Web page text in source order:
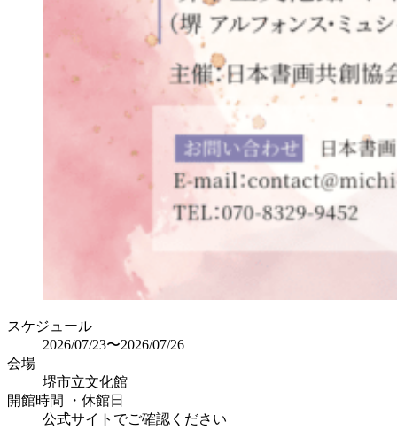
スケジュール
2026/07/23〜2026/07/26
会場
堺市立文化館
開館時間 ・休館日
公式サイトでご確認ください